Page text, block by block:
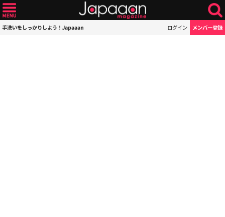
手洗いをしっかりしよう！Japaaan ログイン メンバー登録